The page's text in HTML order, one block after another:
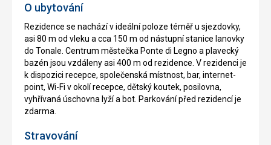
O ubytování
Rezidence se nachází v ideální poloze téměř u sjezdovky,
asi 80 m od vleku a cca 150 m od nástupní stanice lanovky
do Tonale. Centrum městečka Ponte di Legno a plavecký
bazén jsou vzdáleny asi 400 m od rezidence. V rezidenci je
k dispozici recepce, společenská místnost, bar, internet-
point, Wi-Fi v okolí recepce, dětský koutek, posilovna,
vyhřívaná úschovna lyží a bot. Parkování před rezidencí je
zdarma.
Stravování